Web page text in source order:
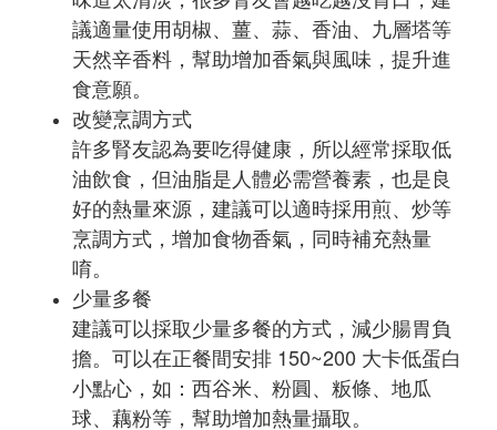
議適量使用胡椒、薑、蒜、香油、九層塔等
天然辛香料，幫助增加香氣與風味，提升進
食意願。
改變烹調方式
許多腎友認為要吃得健康，所以經常採取低
油飲食，但油脂是人體必需營養素，也是良
好的熱量來源，建議可以適時採用煎、炒等
烹調方式，增加食物香氣，同時補充熱量
唷。
少量多餐
建議可以採取少量多餐的方式，減少腸胃負
擔。可以在正餐間安排 150~200 大卡低蛋白
小點心，如：西谷米、粉圓、粄條、地瓜
球、藕粉等，幫助增加熱量攝取。